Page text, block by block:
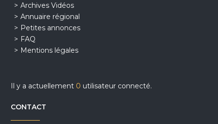
Archives Vidéos
Annuaire régional
Petites annonces
FAQ
Mentions légales
Il y a actuellement 0 utilisateur connecté.
CONTACT